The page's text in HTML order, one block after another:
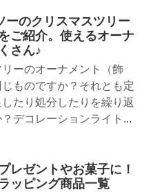
ーのクリスマスツリー
ご紹介。使えるオーナ
さん♪
ーのオーナメント（飾
ものですか？それとも定
たり処分したりを繰り返
デコレーションライト...
レゼントやお菓子に！
ッピング商品一覧